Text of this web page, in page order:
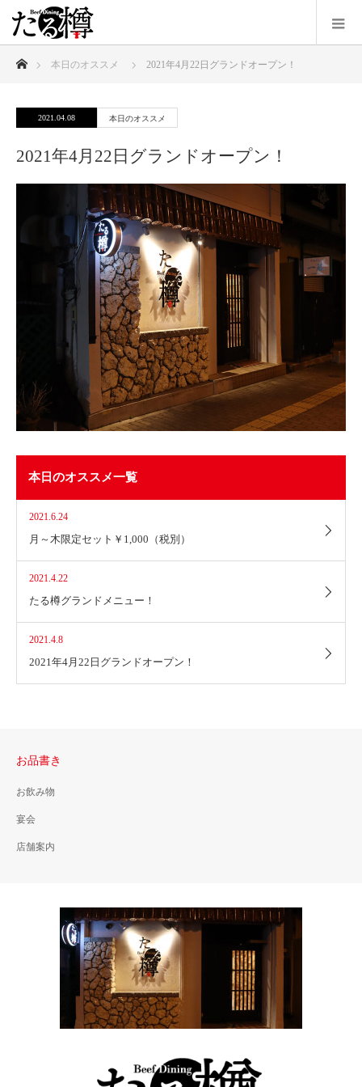
ホーム本日のオススメ 2021年4月22日グランドオープン！
2021.04.08 本日のオススメ
2021年4月22日グランドオープン！
本日のオススメ一覧
2021.6.24
月～木限定セット￥1,000（税別）
2021.4.22
たる樽グランドメニュー！
2021.4.8
2021年4月22日グランドオープン！
お品書き
お飲み物
宴会
店舗案内